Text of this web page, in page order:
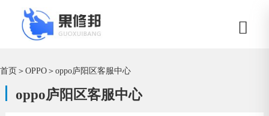
首页＞OPPO＞oppo庐阳区客服中心
oppo庐阳区客服中心